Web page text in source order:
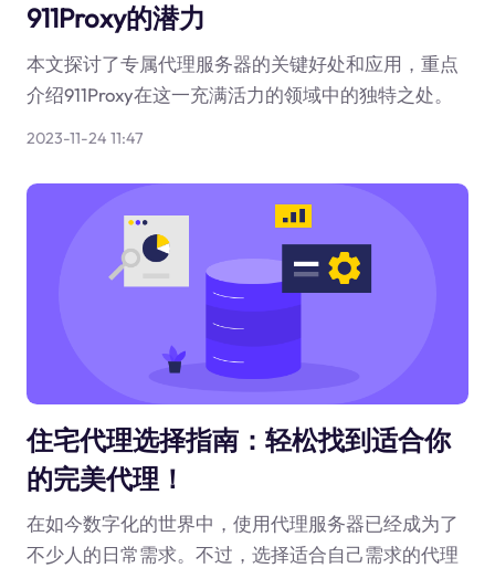
911Proxy的潜力
本文探讨了专属代理服务器的关键好处和应用，重点
介绍911Proxy在这一充满活力的领域中的独特之处。
2023-11-24 11:47
住宅代理选择指南：轻松找到适合你
的完美代理！
在如今数字化的世界中，使用代理服务器已经成为了
不少人的日常需求。不过，选择适合自己需求的代理